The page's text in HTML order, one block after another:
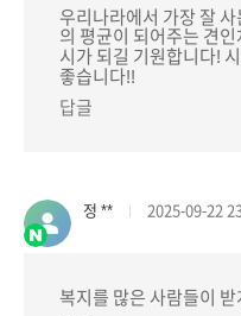
우리나라에서 가장 잘 사
의 평균이 되어주는 견
시가 되길 기원합니다!
좋습니다!!
답글
정 ** 2025-09-22
복지를 많은 사람들이